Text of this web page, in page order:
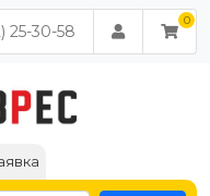
25-30-58